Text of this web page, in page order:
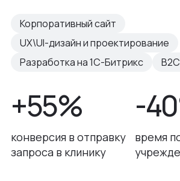
Корпоративный сайт
UX\UI-дизайн и проектирование
Разработка на 1С-Битрикс
B2C
+55%
конверсия в отправку
запроса в клинику
-
время